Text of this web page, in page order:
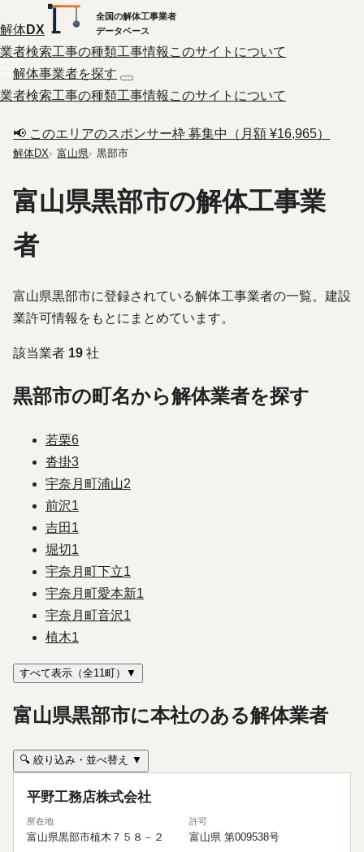
解体DX
全国の解体工事業者
データベース
業者検索工事の種類工事情報 このサイトについて
解体事業者を探す
業者検索工事の種類工事情報 このサイトについて
📢 このエリアのスポンサー枠 募集中（月額 ¥16,965）
解体DX 富山県 黒部市
富山県黒部市の解体工事業
者
富山県黒部市に登録されている解体工事業者の一覧。建設
業許可情報をもとにまとめています。
該当業者 19 社
黒部市の町名から解体業者を探す
若栗6
沓掛3
宇奈月町浦山2
前沢1
吉田 1
堀切1
宇奈月町下立1
宇奈月町愛本新1
宇奈月町音沢1
植木1
すべて表示（全11町）▼
富山県黒部市に本社のある解体業者
🔍 絞り込み・並べ替え ▼
平野工務店株式会社
所在地
富山県黒部市植木７５８－２
許可
富山県 第009538号